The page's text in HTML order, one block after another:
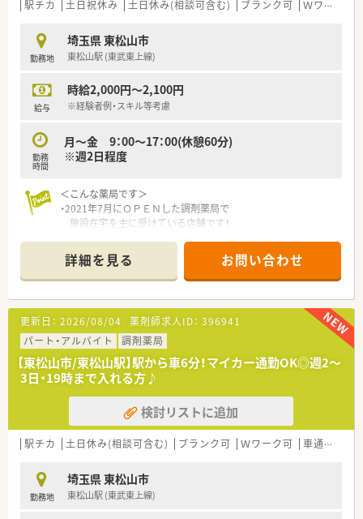
駅チカ 土日祝休み 土日休み(相談可含む) ブランク可 Ｗワーク可
勤務地
埼玉県 東松山市
東松山駅 (東武東上線)
給与
時給2,000円～2,100円
※経験者例・スキル等考慮
勤務
時間
月～金 9：00～17：00(休憩60分)
※週2日程度
＜こんな薬局です＞
・2021年7月にＯＰＥＮした調剤薬局で
施設在宅を主に受けている店舗です！
シフトの調整などは都度ご相談ＯＫです。
・30～40代メインの構成で
今後も新しい施設が増えていく予定♪
・休憩室は広々としています。
休み時間はリラックスできるような配慮があります。
＜働き方はライフスタイルに合わせて＞
・正社員薬剤師さんが不在中に面対応でくる処方箋の対応や予製
対応としてお仕事をお願いします。
・外来を主に受け付けておりません。
・社員が不在にしている間に外来をお任せしたいこともあり
時間帯によっては事務さんと2名体制の場合がございます。
＜こんな方にオススメです＞
・大手よりは個人系の薬局を希望する方。
・キレイな店舗で気持ちよく働きたい方。
・車通勤を希望の方。
詳細を見る お問い合わせ
更新日： 2026/08/04 薬剤師求人ID： 396941
パート・アルバイト
調剤薬局
【東松山市/東松山駅】駅から車6分！マイカー通勤OK◎週2～
3日・19時まで入れる方♪
検討リストに追加
駅チカ 土日休み(相談可含む) ブランク可 Ｗワーク可 車通勤可
勤務地
埼玉県 東松山市
東松山駅 (東武東上線)